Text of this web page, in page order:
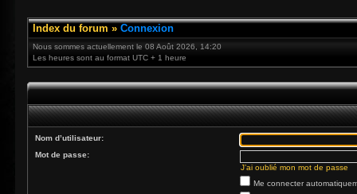
Index du forum » Connexion
Nous sommes actuellement le 08 Août 2026, 14:20
Les heures sont au format UTC + 1 heure
Nom d’utilisateur:
Mot de passe:
J’ai oublié mon mot de passe
Me connecter